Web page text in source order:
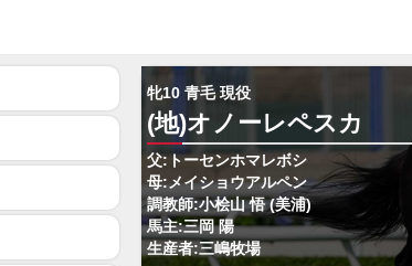
牝10 青毛 現役
(地)オノーレペスカ
父:トーセンホマレボシ
母:メイショウアルペン
調教師:小桧山 悟 (美浦)
馬主:三岡 陽
生産者:三嶋牧場